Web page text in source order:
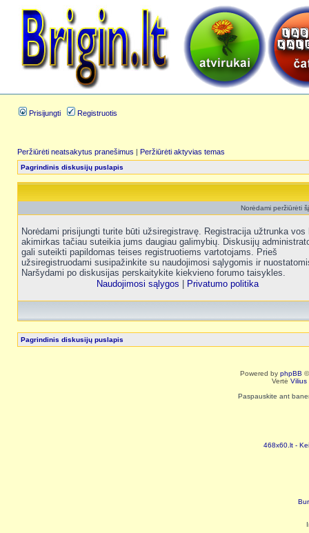
Prisijungti Registruotis
Peržiūrėti neatsakytus pranešimus | Peržiūrėti aktyvias temas
Pagrindinis diskusijų puslapis
Norėdami peržiūrėti
Norėdami prisijungti turite būti užsiregistravę. Registracija užtrunka vos
akimirkas tačiau suteikia jums daugiau galimybių. Diskusijų
gali suteikti papildomas teises registruotiems vartotojams. Prieš
užsiregistruodami susipažinkite su naudojimosi sąlygomis ir
Naršydami po diskusijas perskaitykite kiekvieno forumo taisykles.
Naudojimosi sąlygos
Privatumo politika
Pagrindinis diskusijų puslapis
Powered by phpBB
Vertė Vilius
Paspauskite ant
468x60.lt -